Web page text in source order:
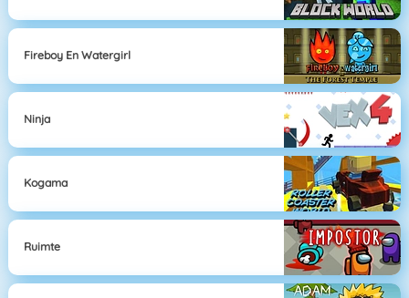
Fireboy En Watergirl
Ninja
Kogama
Ruimte